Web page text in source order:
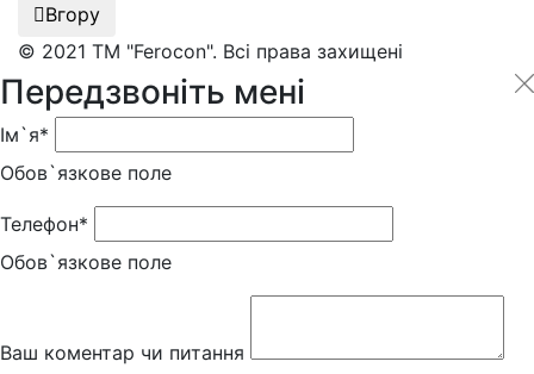
Вгору
© 2021 ТМ "Ferocon". Всі права захищені
Передзвоніть мені
Ім`я*
Обов`язкове поле
Телефон*
Обов`язкове поле
Ваш коментар чи питання